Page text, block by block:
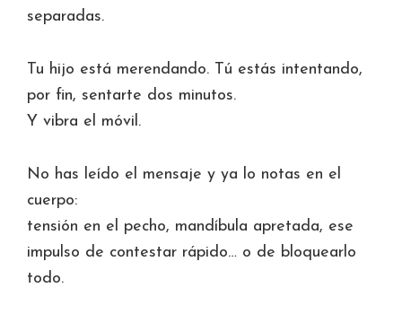
separadas.
Tu hijo está merendando. Tú estás intentando,
por fin, sentarte dos minutos.
Y vibra el móvil.
No has leído el mensaje y ya lo notas en el
cuerpo:
tensión en el pecho, mandíbula apretada, ese
impulso de contestar rápido… o de bloquearlo
todo.